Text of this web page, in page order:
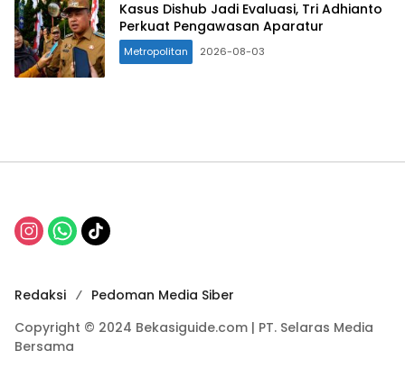
Kasus Dishub Jadi Evaluasi, Tri Adhianto
Perkuat Pengawasan Aparatur
Metropolitan 2026-08-03
Redaksi
Pedoman Media Siber
Copyright © 2024 Bekasiguide.com | PT. Selaras Media
Bersama